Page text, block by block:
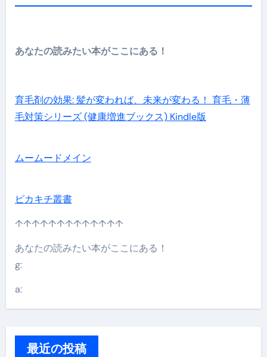
あなたの読みたい本がここにある！
育毛剤の効果: 髪が変われば、未来が変わる！ 育毛・薄
毛対策シリーズ (健康増進ブックス) Kindle版
ムームードメイン
ピカキチ叢書
↑↑↑↑↑↑↑↑↑↑↑↑↑
あなたの読みたい本がここにある！
g:
a:
最近の投稿